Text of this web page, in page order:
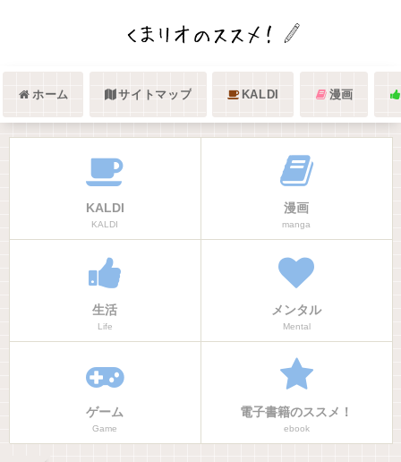
ホーム サイトマップ KALDI 漫画
KALDI
KALDI
漫画
manga
生活
Life
メンタル
Mental
ゲーム
Game
電子書籍のススメ！
ebook